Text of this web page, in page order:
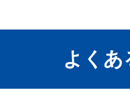
よくあ